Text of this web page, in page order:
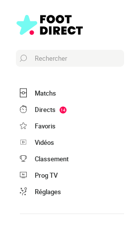
Rechercher
Matchs
Directs
14
Favoris
Vidéos
Classement
Prog TV
Réglages